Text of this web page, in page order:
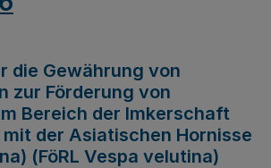
die Gewährung von
zur Förderung von
Bereich der Imkerschaft
der Asiatischen Hornisse
(FöRL Vespa velutina)